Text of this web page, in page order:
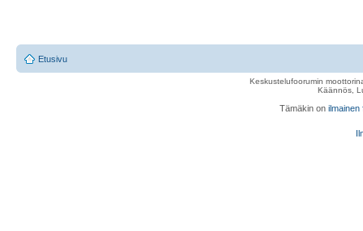
Etusivu
Keskustelufoorumin
Käännös,
Tämäkin on ilmainen